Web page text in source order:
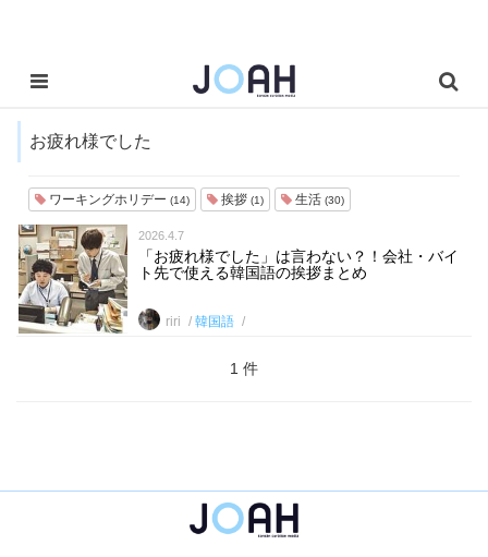
お疲れ様でした
ワーキングホリデー (14) 挨拶 (1) 生活 (30)
2026.4.7
「お疲れ様でした」は言わない？！会社・バイ
ト先で使える韓国語の挨拶まとめ
riri 韓国語
1 件